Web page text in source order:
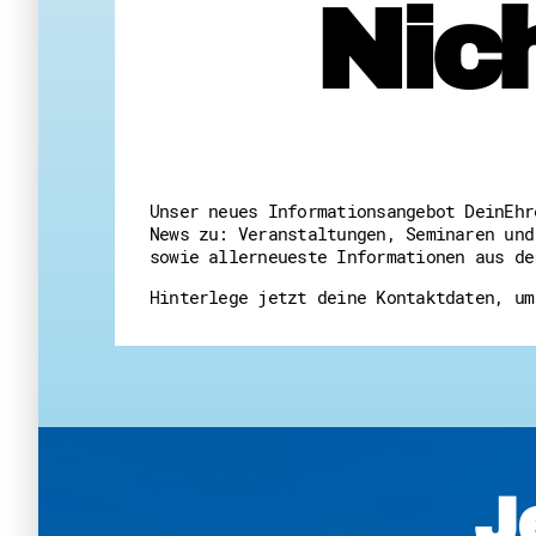
Unser neues Informationsangebot
News zu: Veranstaltungen, Seminaren
sowie allerneueste Informationen aus der
Hinterlege jetzt deine Kontaktdaten,